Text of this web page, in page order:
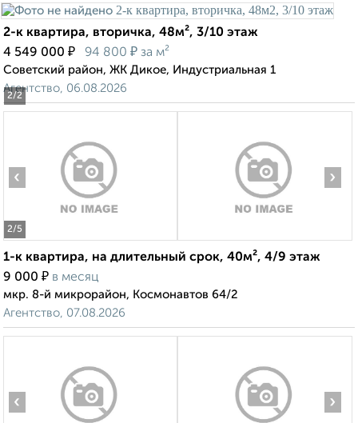
2/2
2-к квартира, вторичка, 48м², 3/10 этаж
4 549 000 ₽ 94 800 ₽ за м²
Советский район, ЖК Дикое, Индустриальная 1
Агентство, 06.08.2026
2/5
‹ ›
1-к квартира, на длительный срок, 40м², 4/9 этаж
9 000 ₽ в месяц
мкр. 8-й микрорайон, Космонавтов 64/2
Агентство, 07.08.2026
‹ ›